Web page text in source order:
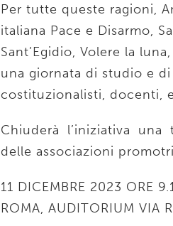
Per tutte queste ragioni,
italiana Pace e Disarmo,
Sant’Egidio, Volere la
una giornata di studio e
costituzionalisti, docenti,
Chiuderà l’iniziativa
delle associazioni
11 DICEMBRE 2023 ORE
ROMA, AUDITORIUM VIA